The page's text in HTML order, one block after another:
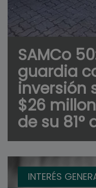
SAMCo
guardia
inversión
$26
de su 81°
INTERÉS